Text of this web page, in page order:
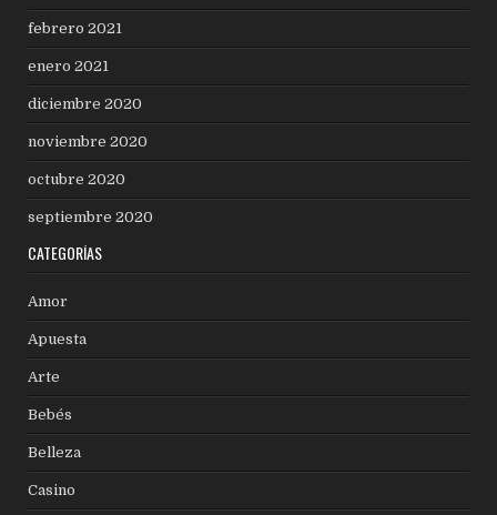
febrero 2021
enero 2021
diciembre 2020
noviembre 2020
octubre 2020
septiembre 2020
CATEGORÍAS
Amor
Apuesta
Arte
Bebés
Belleza
Casino